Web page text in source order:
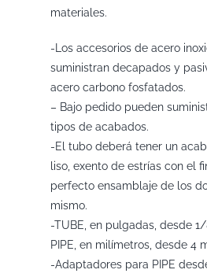
materiales.
-Los accesorios de acero
suministran decapados y
acero carbono fosfatados.
– Bajo pedido pueden
tipos de acabados.
-El tubo deberá tener un
liso, exento de estrías con el
perfecto ensamblaje de los
mismo.
-TUBE, en pulgadas, desde 1/
PIPE, en milímetros, desde 4
-Adaptadores para PIPE